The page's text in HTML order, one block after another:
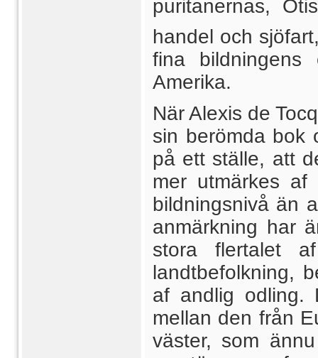
puritanernas,
handel och
fina
Amerika.
När Alexis de
sin berömda bok
på ett ställe, att
mer utmärkes
bildningsnivå än
anmärkning har
stora flertalet
landtbefolkning,
af andlig odling.
mellan den från
väster, som